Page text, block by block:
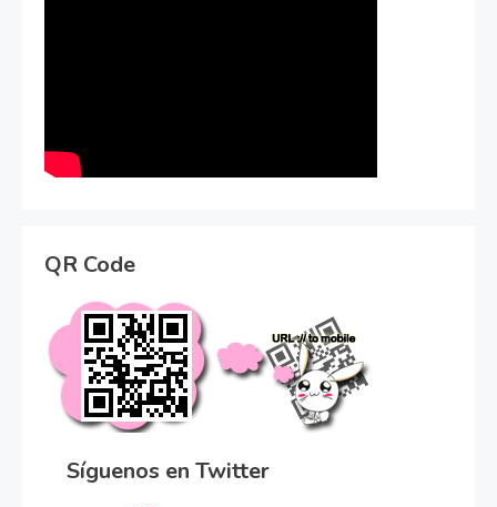
QR Code
Síguenos en Twitter